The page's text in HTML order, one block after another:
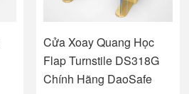
Cửa Xoay Quang Học
Flap Turnstile DS318G
Chính Hãng DaoSafe